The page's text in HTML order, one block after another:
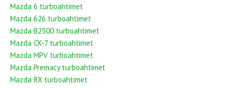
Mazda 6 turboahtimet
Mazda 626 turboahtimet
Mazda B2500 turboahtimet
Mazda CX-7 turboahtimet
Mazda MPV turboahtimet
Mazda Premacy turboahtimet
Mazda RX turboahtimet